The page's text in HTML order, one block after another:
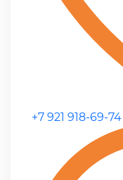
+7 921 918-69-74